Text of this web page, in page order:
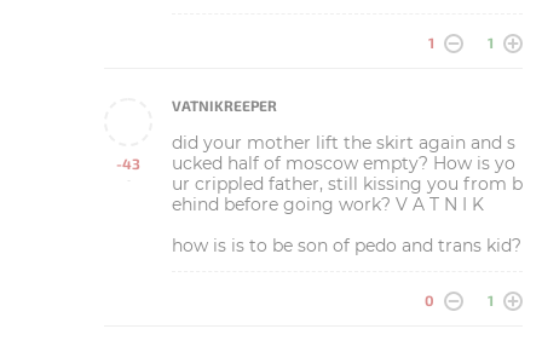
1 1
-43
-
VATNIKREEPER
did your mother lift the skirt again and s
ucked half of moscow empty? How is yo
ur crippled father, still kissing you from b
ehind before going work? V A T N I K
how is is to be son of pedo and trans kid?
0 1